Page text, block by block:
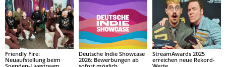
Friendly Fire:
Neuaufstellung beim
Deutsche Indie Showcase
2026: Bewerbungen ab
StreamAwards 2025
erreichen neue Rekord-